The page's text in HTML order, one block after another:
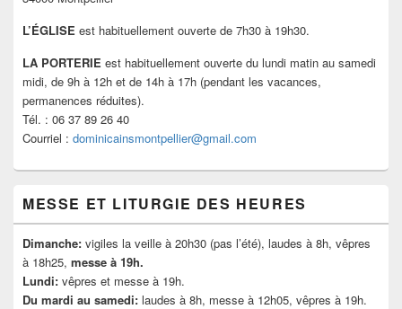
L’ÉGLISE est habituellement ouverte de 7h30 à 19h30.
LA PORTERIE est habituellement ouverte du lundi matin au samedi
midi, de 9h à 12h et de 14h à 17h (pendant les vacances,
permanences réduites).
Tél. : 06 37 89 26 40
Courriel : dominicainsmontpellier@gmail.com
MESSE ET LITURGIE DES HEURES
Dimanche: vigiles la veille à 20h30 (pas l’été), laudes à 8h, vêpres
à 18h25, messe à 19h.
Lundi: vêpres et messe à 19h.
Du mardi au samedi: laudes à 8h, messe à 12h05, vêpres à 19h.